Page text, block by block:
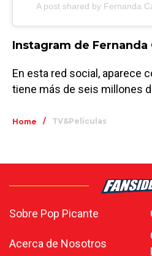
A post shared by Fernanda
Instagram de Fernanda
En esta red social, aparece
tiene más de seis millones
Home / TV&Películas
Sobre Pop Picante
Acerca de Nosotros